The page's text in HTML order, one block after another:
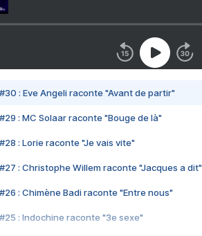
#30 : Eve Angeli raconte "Avant de partir"
#29 : MC Solaar raconte "Bouge de là"
#28 : Lorie raconte "Je vais vite"
#27 : Christophe Willem raconte "Jacques a dit"
#26 : Chimène Badi raconte "Entre nous"
#25 : Indochine raconte "3e sexe"